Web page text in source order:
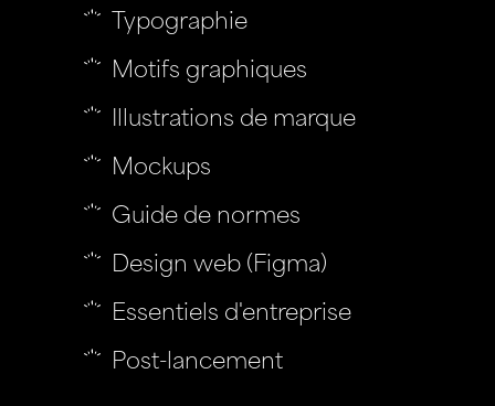
Typographie
Motifs graphiques
Illustrations de marque
Mockups
Guide de normes
Design web (Figma)
Essentiels d'entreprise
Post-lancement